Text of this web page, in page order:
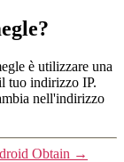
è utilizzare una
tuo indirizzo IP.
nell'indirizzo
Obtain →